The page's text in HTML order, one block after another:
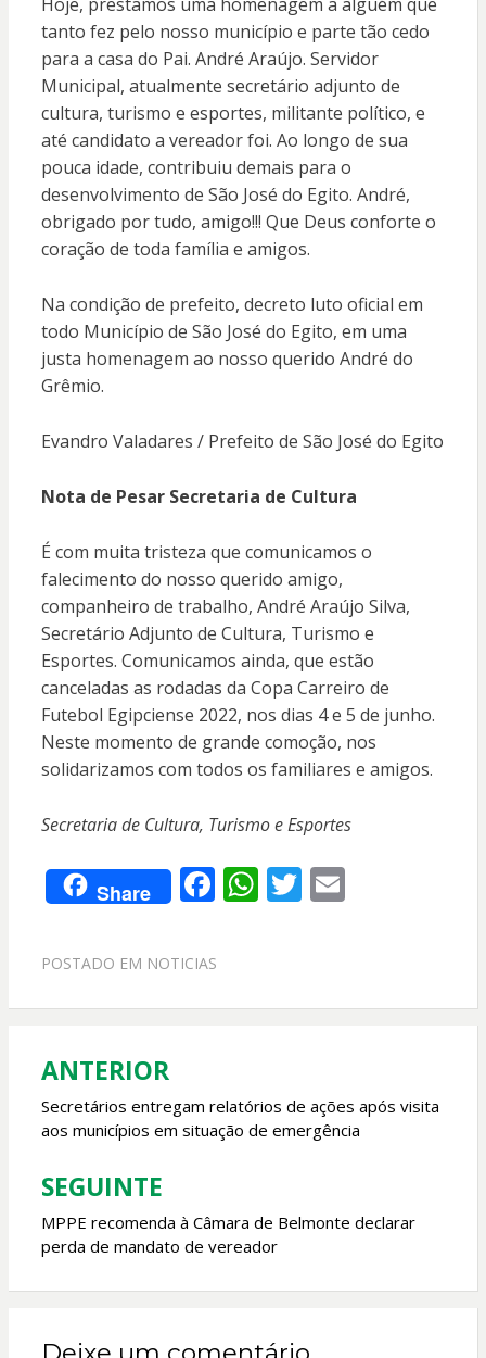
tanto fez pelo nosso município e parte tão cedo
para a casa do Pai. André Araújo. Servidor
Municipal, atualmente secretário adjunto de
cultura, turismo e esportes, militante político, e
até candidato a vereador foi. Ao longo de sua
pouca idade, contribuiu demais para o
desenvolvimento de São José do Egito. André,
obrigado por tudo, amigo!!! Que Deus conforte o
coração de toda família e amigos.
Na condição de prefeito, decreto luto oficial em
todo Município de São José do Egito, em uma
justa homenagem ao nosso querido André do
Grêmio.
Evandro Valadares / Prefeito de São José do Egito
Nota de Pesar Secretaria de Cultura
É com muita tristeza que comunicamos o
falecimento do nosso querido amigo,
companheiro de trabalho, André Araújo Silva,
Secretário Adjunto de Cultura, Turismo e
Esportes. Comunicamos ainda, que estão
canceladas as rodadas da Copa Carreiro de
Futebol Egipciense 2022, nos dias 4 e 5 de junho.
Neste momento de grande comoção, nos
solidarizamos com todos os familiares e amigos.
Secretaria de Cultura, Turismo e Esportes
Share F
e
o
k
W
A
p
T E
POSTADO EM NOTICIAS
Navegação
de
Post
ANTERIOR
Secretários entregam relatórios de ações após visita
aos municípios em situação de emergência
SEGUINTE
MPPE recomenda à Câmara de Belmonte declarar
perda de mandato de vereador